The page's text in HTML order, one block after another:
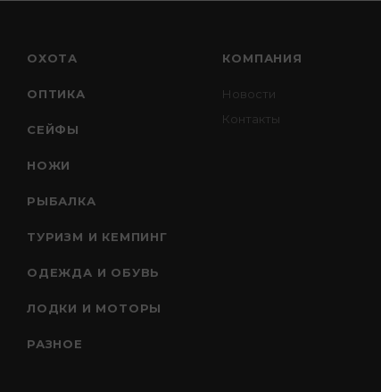
ОХОТА
ОПТИКА
СЕЙФЫ
НОЖИ
РЫБАЛКА
ТУРИЗМ И КЕМПИНГ
ОДЕЖДА И ОБУВЬ
ЛОДКИ И МОТОРЫ
РАЗНОЕ
КОМПАНИЯ
Новости
Контакты